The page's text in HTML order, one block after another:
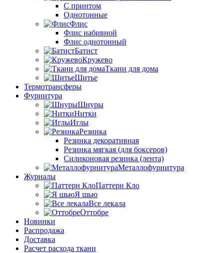
С принтом
Однотонные
Флис
Флис набивной
Флис однотонный
Батист
Кружево
Ткани для дома
Шитье
Термотрансферы
Фурнитура
Шнуры
Нитки
Иглы
Резинка
Резинка декоративная
Резинка мягкая (для боксеров)
Силиконовая резинка (лента)
Металлофурнитура
Журналы
Паттерн Кло
Я шью
Все лекала
Оттобре
Новинки
Распродажа
Доставка
Расчет расхода ткани